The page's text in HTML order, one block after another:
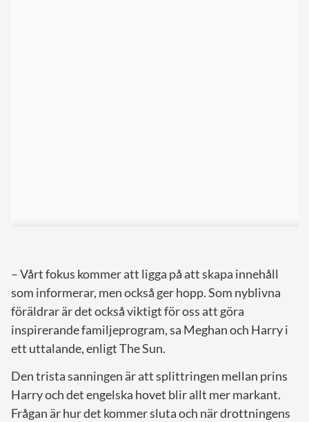
– Vårt fokus kommer att ligga på att skapa innehåll
som informerar, men också ger hopp. Som nyblivna
föräldrar är det också viktigt för oss att göra
inspirerande familjeprogram, sa Meghan och Harry i
ett uttalande, enligt The Sun.
Den trista sanningen är att splittringen mellan prins
Harry och det engelska hovet blir allt mer markant.
Frågan är hur det kommer sluta och när drottningens